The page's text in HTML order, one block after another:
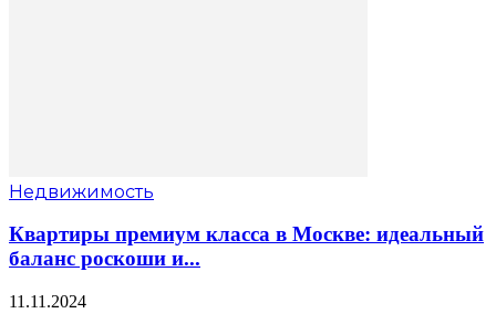
Недвижимость
Квартиры премиум класса в Москве: идеальный
баланс роскоши и...
11.11.2024